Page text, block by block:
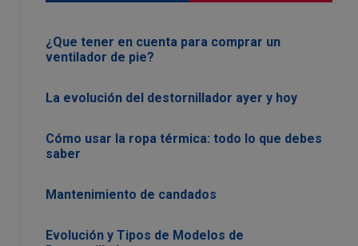
¿Que tener en cuenta para comprar un
ventilador de pie?
La evolución del destornillador ayer y hoy
Cómo usar la ropa térmica: todo lo que debes
saber
Mantenimiento de candados
Evolución y Tipos de Modelos de